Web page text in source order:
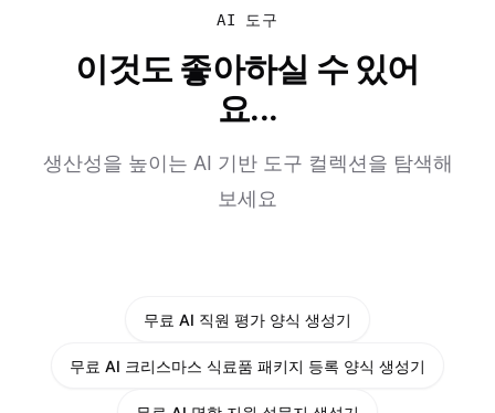
AI 도구
이것도 좋아하실 수 있어
요...
생산성을 높이는 AI 기반 도구 컬렉션을 탐색해
보세요
무료 AI 직원 평가 양식 생성기
무료 AI 크리스마스 식료품 패키지 등록 양식 생성기